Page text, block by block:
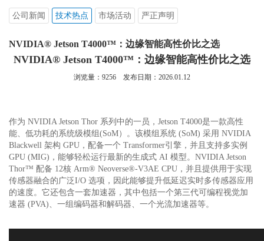
公司新闻 技术热点 市场活动 严正声明
NVIDIA® Jetson T4000™：边缘智能高性价比之选
NVIDIA® Jetson T4000™：边缘智能高性价比之选
浏览量： 9256 发布日期：2026.01.12
作为 NVIDIA Jetson Thor 系列中的一员，Jetson T4000是一款高性
能、低功耗的系统级模组(SoM）。该模组系统 (SoM) 采用 NVIDIA
Blackwell 架构 GPU，配备一个 Transformer引擎，并且支持多实例
GPU (MIG)，能够轻松运行最新的生成式 AI 模型。NVIDIA Jetson
Thor™ 配备 12核 Arm® Neoverse®-V3AE CPU ，并且提供用于实现
传感器融合的广泛I/O 选项，因此能够提升低延迟实时多传感器应用
的速度。它还包含一套加速器，其中包括一个第三代可编程视觉加
速器 (PVA)、一组编码器和解码器、一个光流加速器等。